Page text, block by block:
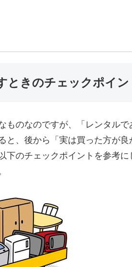
ときのチェックポイン
ものなのですが、「レンタルで
と、後から「実は買った方が良
のチェックポイントを参考に